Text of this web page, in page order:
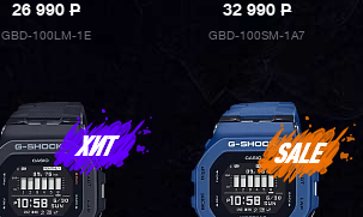
26 990P
GBD-100LM-1E
32 990P
GBD-100SM-1A7